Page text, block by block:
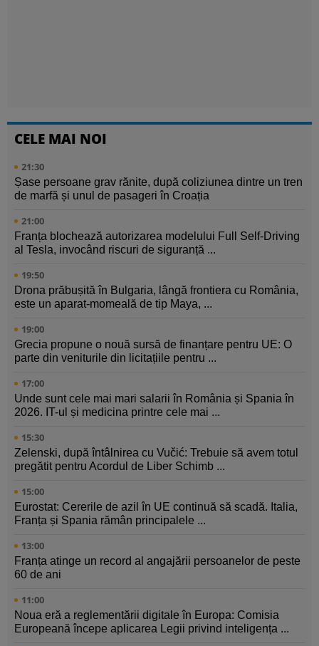
CELE MAI NOI
21:30
Șase persoane grav rănite, după coliziunea dintre un tren
de marfă și unul de pasageri în Croația
21:00
Franța blochează autorizarea modelului Full Self-Driving
al Tesla, invocând riscuri de siguranță ...
19:50
Drona prăbușită în Bulgaria, lângă frontiera cu România,
este un aparat-momeală de tip Maya, ...
19:00
Grecia propune o nouă sursă de finanțare pentru UE: O
parte din veniturile din licitațiile pentru ...
17:00
Unde sunt cele mai mari salarii în România și Spania în
2026. IT-ul și medicina printre cele mai ...
15:30
Zelenski, după întâlnirea cu Vučić: Trebuie să avem totul
pregătit pentru Acordul de Liber Schimb ...
15:00
Eurostat: Cererile de azil în UE continuă să scadă. Italia,
Franța și Spania rămân principalele ...
13:00
Franța atinge un record al angajării persoanelor de peste
60 de ani
11:00
Noua eră a reglementării digitale în Europa: Comisia
Europeană începe aplicarea Legii privind inteligența ...